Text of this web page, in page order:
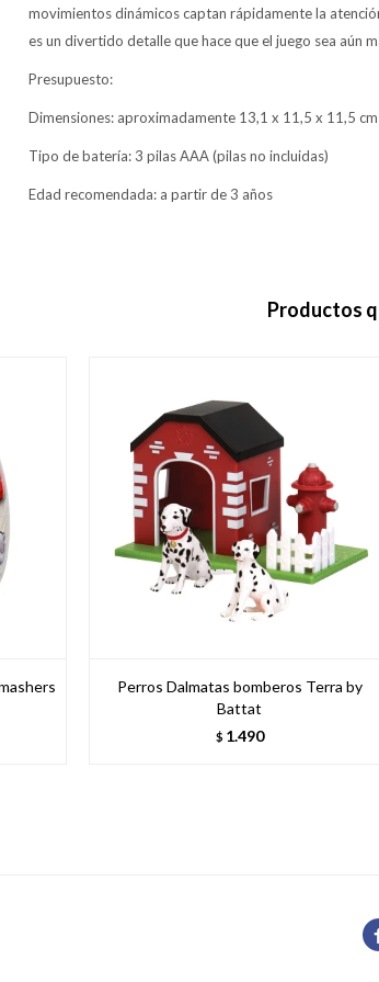
movimientos dinámicos captan rápidamente la
es un divertido detalle que hace que el juego sea aún
Presupuesto:
Dimensiones: aproximadamente 13,1 x 11,5 x 11,5
Tipo de batería: 3 pilas AAA (pilas no incluidas)
Edad recomendada: a partir de 3 años
Productos
Perros Dalmatas bomberos Terra by
Battat
$ 1.490